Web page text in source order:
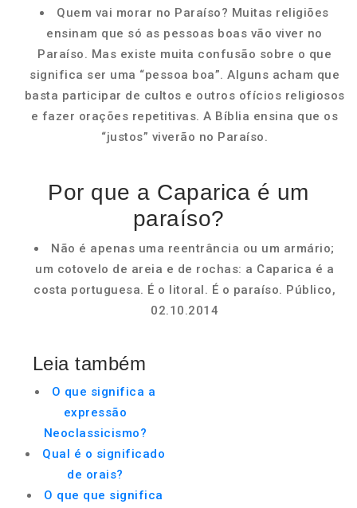
Quem vai morar no Paraíso? Muitas religiões
ensinam que só as pessoas boas vão viver no
Paraíso. Mas existe muita confusão sobre o que
significa ser uma “pessoa boa”. Alguns acham que
basta participar de cultos e outros ofícios religiosos
e fazer orações repetitivas. A Bíblia ensina que os
“justos” viverão no Paraíso.
Por que a Caparica é um
paraíso?
Não é apenas uma reentrância ou um armário;
um cotovelo de areia e de rochas: a Caparica é a
costa portuguesa. É o litoral. É o paraíso. Público,
02.10.2014
Leia também
O que significa a
expressão
Neoclassicismo?
Qual é o significado
de orais?
O que que significa